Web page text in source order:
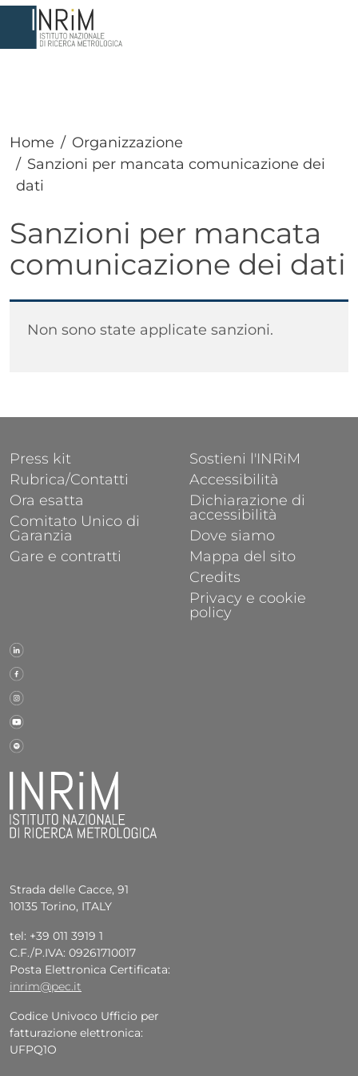
Salta al contenuto principale
Home
Organizzazione
Sanzioni per mancata comunicazione dei
dati
Sanzioni per mancata
comunicazione dei dati
Testo
Non sono state applicate sanzioni.
Strada delle Cacce, 91
10135 Torino, ITALY
tel: +39 011 3919 1
C.F./P.IVA: 09261710017
Posta Elettronica Certificata:
inrim@pec.it
Codice Univoco Ufficio per
fatturazione elettronica:
UFPQ1O
FOOTER 1
Press kit
Rubrica/Contatti
Ora esatta
Comitato Unico di
Garanzia
Gare e contratti
FOOTER 2
Sostieni l'INRiM
Accessibilità
Dichiarazione di
accessibilità
Dove siamo
Mappa del sito
Credits
Privacy e cookie
policy